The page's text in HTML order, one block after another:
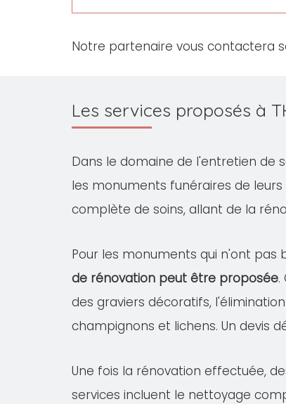
Notre partenaire vous contactera
Les services proposés à
Dans le domaine de l'entretien de
les monuments funéraires de leurs
complète de soins, allant de la
Pour les monuments qui n'ont pas
de rénovation peut être proposée.
des graviers décoratifs,
champignons et lichens. Un devis
Une fois la rénovation effectuée,
services incluent le nettoyage